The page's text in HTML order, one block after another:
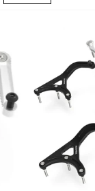
キ
す
る